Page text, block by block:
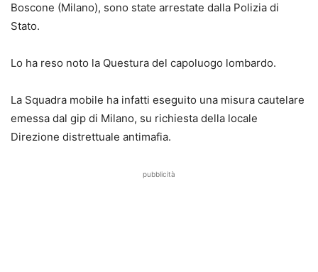
Boscone (Milano), sono state arrestate dalla Polizia di
Stato.
Lo ha reso noto la Questura del capoluogo lombardo.
La Squadra mobile ha infatti eseguito una misura cautelare
emessa dal gip di Milano, su richiesta della locale
Direzione distrettuale antimafia.
pubblicità